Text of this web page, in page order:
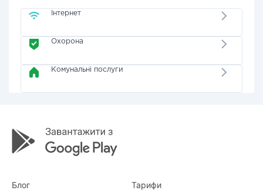
Інтернет
Охорона
Комунальні послуги
Блог Тарифи